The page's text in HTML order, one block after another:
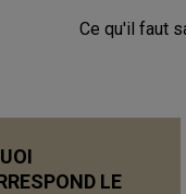
Ce qu'il faut
LE